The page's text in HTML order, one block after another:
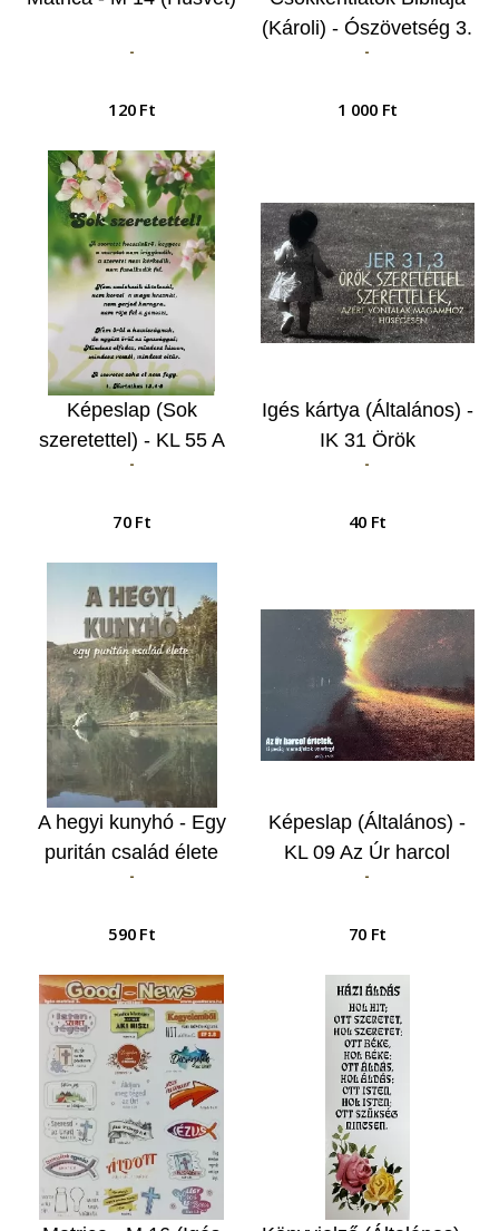
-
120 Ft
(Károli) - Ószövetség 3.
-
1 000 Ft
Képeslap (Sok
szeretettel) - KL 55 A
szeretet hosszútűrő,
-
70 Ft
Igés kártya (Általános) -
IK 31 Örök
szeretettel…
-
40 Ft
A hegyi kunyhó - Egy
puritán család élete
-
590 Ft
Képeslap (Általános) -
KL 09 Az Úr harcol
értetek…
-
70 Ft